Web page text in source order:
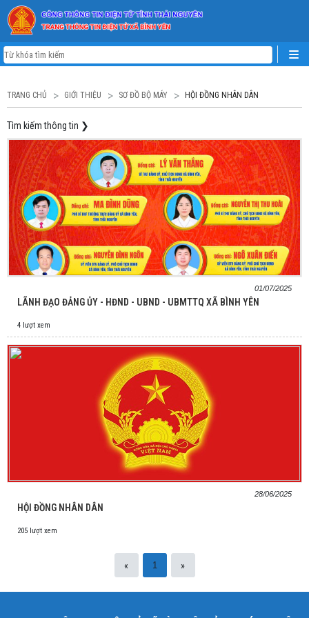
TRANG CHỦ GIỚI THIỆU SƠ ĐỒ BỘ MÁY HỘI ĐỒNG NHÂN DÂN
Tìm kiếm thông tin ❯
01/07/2025
LÃNH ĐẠO ĐẢNG ỦY - HĐND - UBND - UBMTTQ XÃ BÌNH YÊN
4 lượt xem
28/06/2025
HỘI ĐỒNG NHÂN DÂN
205 lượt xem
« 1 »